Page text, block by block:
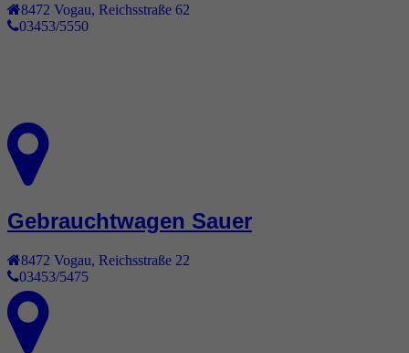
8472 Vogau Reichsstraße 62
03453/5550
Gebrauchtwagen Sauer
8472 Vogau Reichsstraße 22
03453/5475